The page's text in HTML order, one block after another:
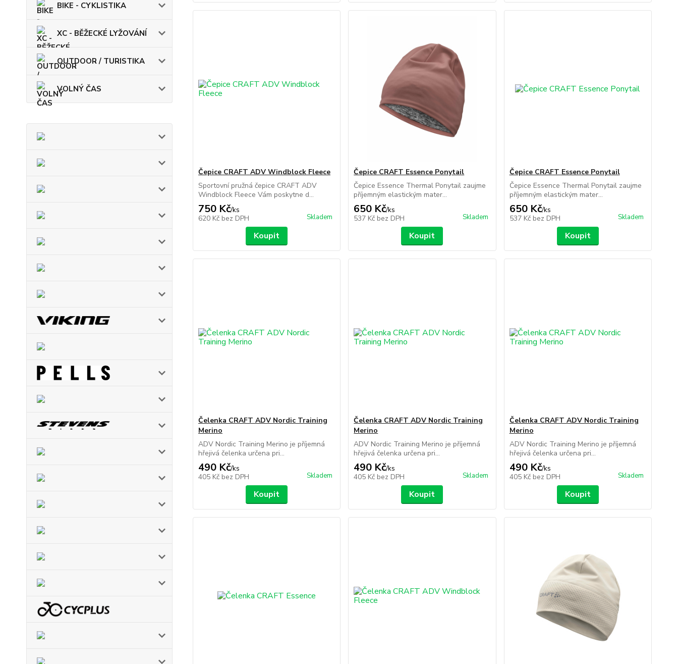
BIKE - CYKLISTIKA
XC - BĚŽECKÉ LYŽOVÁNÍ
OUTDOOR / TURISTIKA
VOLNÝ ČAS
Čepice CRAFT ADV Windblock Fleece
Sportovní pružná čepice CRAFT ADV
Windblock Fleece Vám poskytne d...
750 Kč/ks
620 Kč bez DPH Skladem
Koupit
Čepice CRAFT Essence Ponytail
Čepice Essence Thermal Ponytail zaujme
příjemným elastickým mater...
650 Kč/ks
537 Kč bez DPH Skladem
Koupit
Čepice CRAFT Essence Ponytail
Čepice Essence Thermal Ponytail zaujme
příjemným elastickým mater...
650 Kč/ks
537 Kč bez DPH Skladem
Koupit
Čelenka CRAFT ADV Nordic Training
Merino
ADV Nordic Training Merino je příjemná
hřejivá čelenka určena pri...
490 Kč/ks
405 Kč bez DPH Skladem
Koupit
Čelenka CRAFT ADV Nordic Training
Merino
ADV Nordic Training Merino je příjemná
hřejivá čelenka určena pri...
490 Kč/ks
405 Kč bez DPH Skladem
Koupit
Čelenka CRAFT ADV Nordic Training
Merino
ADV Nordic Training Merino je příjemná
hřejivá čelenka určena pri...
490 Kč/ks
405 Kč bez DPH Skladem
Koupit